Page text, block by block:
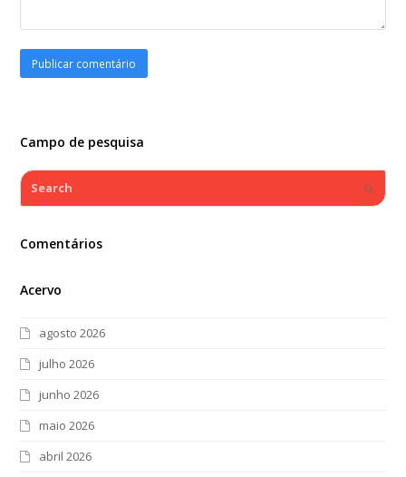
Campo de pesquisa
Search
Comentários
Acervo
agosto 2026
julho 2026
junho 2026
maio 2026
abril 2026